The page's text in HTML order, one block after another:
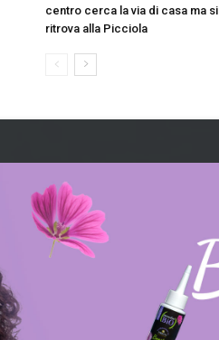
centro cerca la via di casa ma si
ritrova alla Picciola